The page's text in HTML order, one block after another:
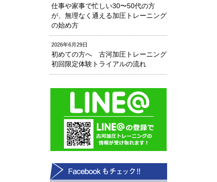
仕事や家事で忙しい30〜50代の方
が、無理なく通える加圧トレーニング
の始め方
2026年6月29日
初めての方へ 古河加圧トレーニング
初回限定体験トライアルの流れ